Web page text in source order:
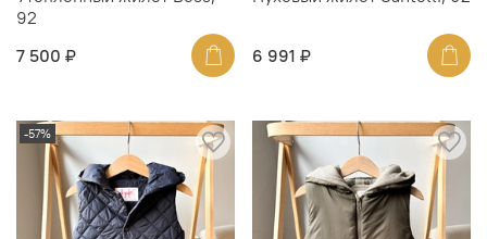
92
7 500 ₽
6 991 ₽
-57%